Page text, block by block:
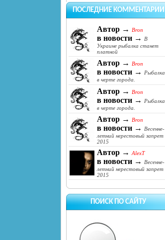
ПОСЛЕДНИЕ КОММЕНТАРИИ
Автор → Bron
в новости →
В
Украине рыбалка станет
платной
Автор → Bron
в новости →
Рыбалка
в черте города.
Автор → Bron
в новости →
Рыбалка
в черте города.
Автор → Bron
в новости →
Весенне-
летний нерестовый запрет
2015
Автор → AlexT
в новости →
Весенне-
летний нерестовый запрет
2015
ПОИСК ПО САЙТУ